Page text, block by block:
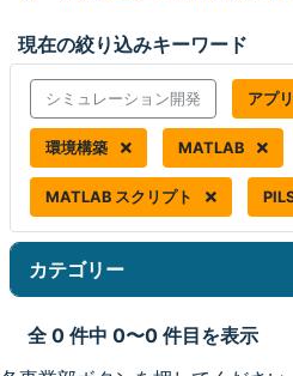
現在の絞り込みキーワード
シミュレーション開発 アプ
環境構築 MATLAB
MATLAB スクリプト
カテゴリー
全 0 件中 0〜0 件目を表示